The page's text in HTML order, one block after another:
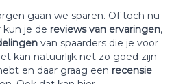
gaan we sparen. Of toch nu
kun je de reviews van ervaringen,
van spaarders die je voor
kan natuurlijk net zo goed zijn
en daar graag een recensie